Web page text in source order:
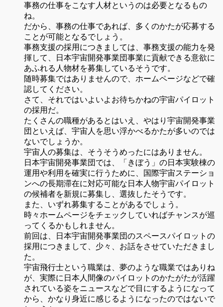
事務の仕事をこなす人材というのは必要となるもの
ね。
だから、事務の仕事であれば、多くのかたが応募する
ことが可能となるでしょう。
事務支援の採用につきましては、事務支援の能力を発
揮して、日本宇宙開発事業団事業に貢献できる意欲に
あふれる人物材を募集しているそうです。
随時募集ではありませんので、ホームページなどで確
認してください。
さて、それではいよいよお待ちかねの宇宙パイロット
の採用だ。
たくさんの職種があるとはいえ、やはり宇宙開発事業
団といえば、宇宙人を思い浮かべるかたが多いのでは
ないでしょうか。
宇宙人の募集は、そうそうめったにはありません。
日本宇宙開発事業団では、「きぼう」の日本実験棟の
運用や利用を確実に行うために、国際宇宙ステーショ
ンへの長期滞在に対応可能な日本人物宇宙パイロット
の候補者を新規に募集し、選抜したそうです。
また、いずれ募集することがあるでしょう。
時々ホームページをチェックしていればチャンスが巡
ってくるかもしれません。
前回は、日本宇宙開発事業団のスペースパイロットの
採用につきまして、少々、お話をさせていただきまし
た。
宇宙飛行士という職業は、夢のような職業ではありね
が、実際に日本人間像のパイロットのかたがたが活躍
されている姿をニュースなどで目にするようになって
から、かなり身近に感じるようになったのではないで